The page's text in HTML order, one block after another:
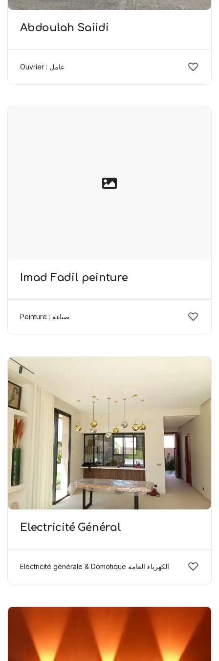
Abdoulah Saiidi
Ouvrier : عامل
Imad Fadil peinture
Peinture : صباغة
Électricité Général
Electricité générale & Domotique الكهرباء العامة